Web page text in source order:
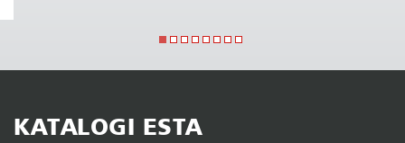
KATALOGI ESTA